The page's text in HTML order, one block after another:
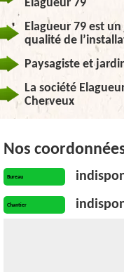
Elagueur 79
Elagueur 79 est
qualité de
Paysagiste et
La société
Cherveux
Nos
Bureau
Chantier